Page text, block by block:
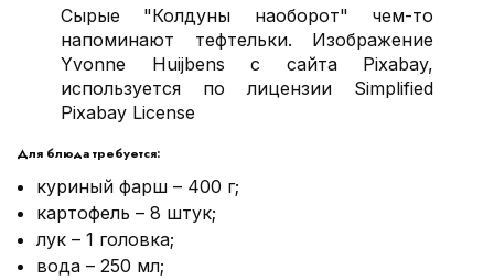
Сырые "Колдуны наоборот" чем-то
напоминают тефтельки. Изображение
Yvonne Huijbens с сайта Pixabay,
используется по лицензии Simplified
Pixabay License
Для блюда требуется:
куриный фарш – 400 г;
картофель – 8 штук;
лук – 1 головка;
вода – 250 мл;